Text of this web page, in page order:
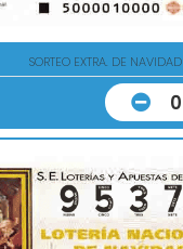
SORTEO EXTRA. DE NAVIDAD
0